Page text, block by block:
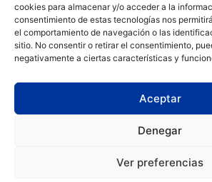
cookies para almacenar y/o acceder a la
consentimiento de estas tecnologías nos
el comportamiento de navegación o las
sitio. No consentir o retirar el consentimiento,
negativamente a ciertas características y
Aceptar
Denegar
Ver preferencias